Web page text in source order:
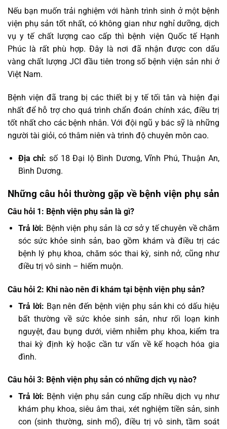
Nếu bạn muốn trải nghiệm với hành trình sinh ở một bệnh
viện phụ sản tốt nhất, có không gian như nghỉ dưỡng, dịch
vụ y tế chất lượng cao cấp thì bệnh viện Quốc tế Hạnh
Phúc là rất phù hợp. Đây là nơi đã nhận được con dấu
vàng chất lượng JCI đầu tiên trong số bệnh viện sản nhi ở
Việt Nam.
Bệnh viện đã trang bị các thiết bị y tế tối tân và hiện đại
nhất để hỗ trợ cho quá trình chẩn đoán chính xác, điều trị
tốt nhất cho các bệnh nhân. Với đội ngũ y bác sỹ là những
người tài giỏi, có thâm niên và trình độ chuyên môn cao.
Địa chỉ: số 18 Đại lộ Bình Dương, Vĩnh Phú, Thuận An,
Bình Dương.
Những câu hỏi thường gặp về bệnh viện phụ sản
Câu hỏi 1: Bệnh viện phụ sản là gì?
Trả lời: Bệnh viện phụ sản là cơ sở y tế chuyên về chăm
sóc sức khỏe sinh sản, bao gồm khám và điều trị các
bệnh lý phụ khoa, chăm sóc thai kỳ, sinh nở, cũng như
điều trị vô sinh – hiếm muộn.
Câu hỏi 2: Khi nào nên đi khám tại bệnh viện phụ sản?
Trả lời: Bạn nên đến bệnh viện phụ sản khi có dấu hiệu
bất thường về sức khỏe sinh sản, như rối loạn kinh
nguyệt, đau bụng dưới, viêm nhiễm phụ khoa, kiểm tra
thai kỳ định kỳ hoặc cần tư vấn về kế hoạch hóa gia
đình.
Câu hỏi 3: Bệnh viện phụ sản có những dịch vụ nào?
Trả lời: Bệnh viện phụ sản cung cấp nhiều dịch vụ như
khám phụ khoa, siêu âm thai, xét nghiệm tiền sản, sinh
con (sinh thường, sinh mổ), điều trị vô sinh, tầm soát